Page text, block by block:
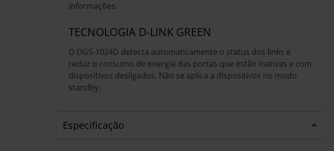
informações.
TECNOLOGIA D-LINK GREEN
O DGS-1024D detecta automaticamente o status dos links e
reduz o consumo de energia das portas que estão inativas e com
dispositivos desligados. Não se aplica a dispositivos no modo
standby.
Especificação